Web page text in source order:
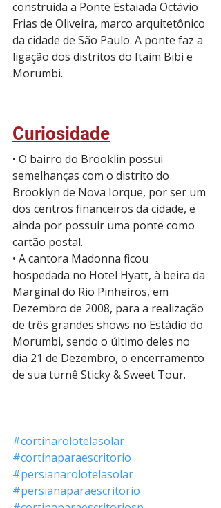
construída a Ponte Estaiada Octávio
Frias de Oliveira, marco arquitetônico
da cidade de São Paulo. A ponte faz a
ligação dos distritos do Itaim Bibi e
Morumbi.
Curiosidade
• O bairro do Brooklin possui
semelhanças com o distrito do
Brooklyn de Nova Iorque, por ser um
dos centros financeiros da cidade, e
ainda por possuir uma ponte como
cartão postal.
• A cantora Madonna ficou
hospedada no Hotel Hyatt, à beira da
Marginal do Rio Pinheiros, em
Dezembro de 2008, para a realização
de três grandes shows no Estádio do
Morumbi, sendo o último deles no
dia 21 de Dezembro, o encerramento
de sua turnê Sticky & Sweet Tour.
#cortinarolotelasolar
#cortinaparaescritorio
#persianarolotelasolar
#persianaparaescritorio